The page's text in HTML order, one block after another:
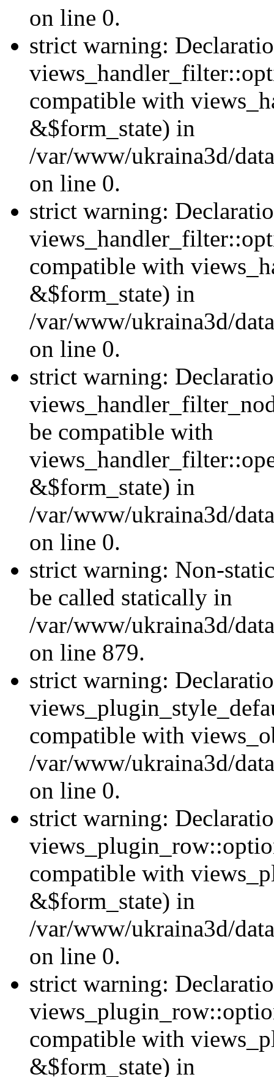
on line 0.
strict warning:
compatible with
&$form_state) in
/var/www/ukraina3d/
on line 0.
strict warning:
compatible with
&$form_state) in
/var/www/ukraina3d/
on line 0.
strict warning:
be compatible with
&$form_state) in
/var/www/ukraina3d/
on line 0.
strict warning: Non-
be called statically in
/var/www/ukraina3d/
on line 879.
strict warning:
compatible with
/var/www/ukraina3d/
on line 0.
strict warning:
compatible with
&$form_state) in
/var/www/ukraina3d/
on line 0.
strict warning:
compatible with
&$form_state) in